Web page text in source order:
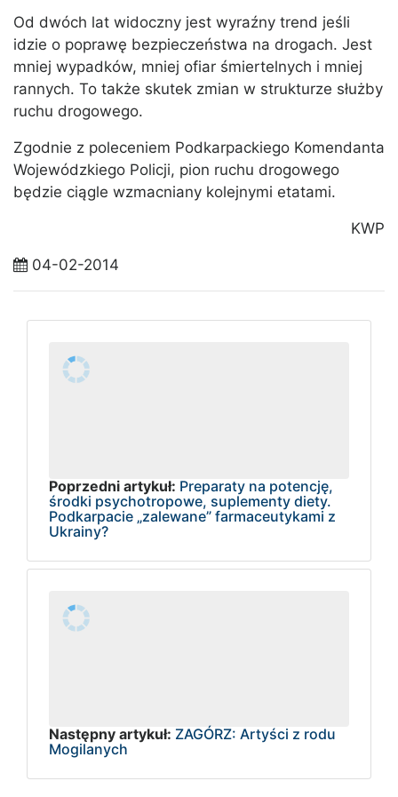
Od dwóch lat widoczny jest wyraźny trend jeśli
idzie o poprawę bezpieczeństwa na drogach. Jest
mniej wypadków, mniej ofiar śmiertelnych i mniej
rannych. To także skutek zmian w strukturze służby
ruchu drogowego.
Zgodnie z poleceniem Podkarpackiego Komendanta
Wojewódzkiego Policji, pion ruchu drogowego
będzie ciągle wzmacniany kolejnymi etatami.
KWP
04-02-2014
Poprzedni artykuł: Preparaty na potencję,
środki psychotropowe, suplementy diety.
Podkarpacie „zalewane” farmaceutykami z
Ukrainy?
Następny artykuł: ZAGÓRZ: Artyści z rodu
Mogilanych